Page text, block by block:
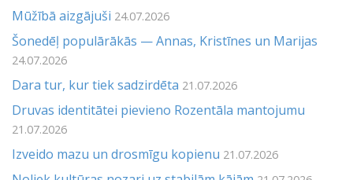
Mūžībā aizgājuši 24.07.2026
Šonedēļ populārākās — Annas, Kristīnes un Marijas
24.07.2026
Dara tur, kur tiek sadzirdēta 21.07.2026
Druvas identitātei pievieno Rozentāla mantojumu
21.07.2026
Izveido mazu un drosmīgu kopienu 21.07.2026